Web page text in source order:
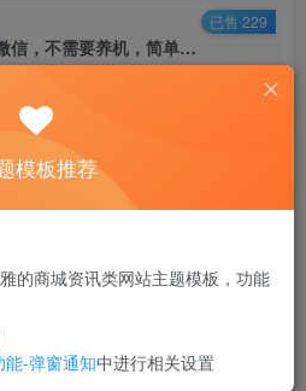
答题就有红包，收益秒到微信，不需要养机，简单操作，几分钟挣几十块【揭秘】
9.9
已售 229
，，不需要养机，简单操作，
模板推荐
的商城资讯类网站主题模板，功能
能-弹窗通知中进行相关设置